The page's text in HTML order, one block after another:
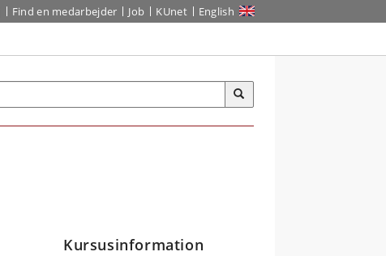
Find en medarbejder Job KUnet English
Kursusinformation